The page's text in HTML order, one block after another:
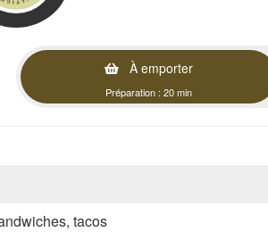
À emporter
Préparation : 20 min
tacos